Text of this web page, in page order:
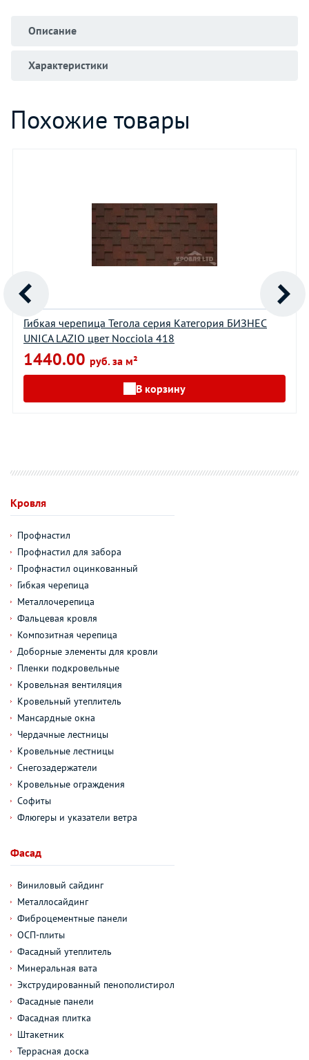
Описание
Характеристики
Похожие товары
Гибкая черепица Тегола серия Категория БИЗНЕС
UNICA LAZIO цвет Nocciola 418
1440.00 руб. за м²
В корзину
Кровля
Профнастил
Профнастил для забора
Профнастил оцинкованный
Гибкая черепица
Металлочерепица
Фальцевая кровля
Композитная черепица
Доборные элементы для кровли
Пленки подкровельные
Кровельная вентиляция
Кровельный утеплитель
Мансардные окна
Чердачные лестницы
Кровельные лестницы
Снегозадержатели
Кровельные ограждения
Софиты
Флюгеры и указатели ветра
Фасад
Виниловый сайдинг
Металлосайдинг
Фиброцементные панели
ОСП-плиты
Фасадный утеплитель
Минеральная вата
Экструдированный пенополистирол
Фасадные панели
Фасадная плитка
Штакетник
Террасная доска